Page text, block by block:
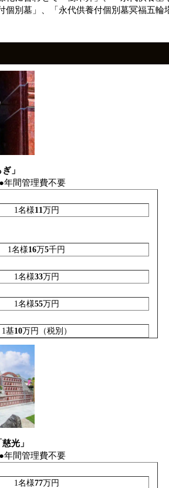
個別墓」、「永代供養付個別墓冥福五輪
」
間管理費不要
1名様11万円
1名様16万5千円
1名様33万円
1名様55万円
1基10万円（税別）
光」
間管理費不要
1名様77万円